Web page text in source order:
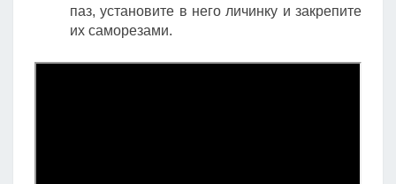
паз, установите в него личинку и закрепите
их саморезами.